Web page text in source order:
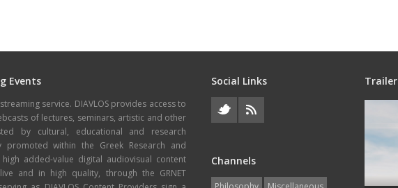
Events
service. DIAVLOS provides access to
of lectures, seminars, artistic and other
by cultural, educational and research
promoted within the Greek Research and
high added-value digital audiovisual content
and in high quality, through the GRNET
Social Links
Channels
Trailer